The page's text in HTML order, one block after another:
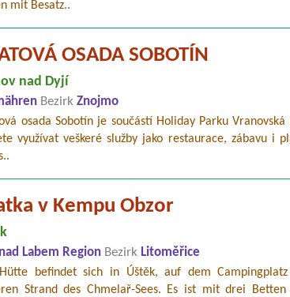
mit Besatz..
OSADA SOBOTÍN
nad Dyjí
Bezirk Znojmo
osada Sobotín je součástí Holiday Parku
využívat veškeré služby jako restaurace, zábavu i
v Kempu Obzor
Labem Region Bezirk Litoměřice
befindet sich in Úštěk, auf dem
Strand des Chmelař-Sees. Es ist mit drei